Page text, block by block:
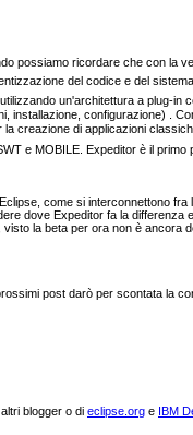
possiamo ricordare che con la
del codice e del
un'architettura a plug-in
installazione, configurazione) .
creazione di applicazioni
e MOBILE. Expeditor è il
come si interconnettono
dove Expeditor fa la differenza
la beta per ora non è ancora
post darò per scontata la
blogger o di eclipse.org e IBM